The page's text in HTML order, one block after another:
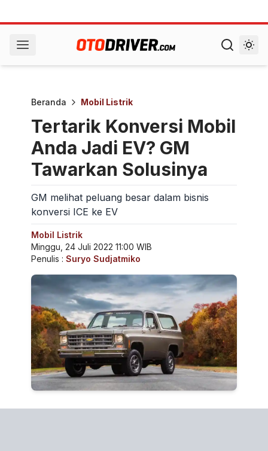
Beranda Mobil Listrik
Tertarik Konversi Mobil
Anda Jadi EV? GM
Tawarkan Solusinya
GM melihat peluang besar dalam bisnis
konversi ICE ke EV
Mobil Listrik
Minggu, 24 Juli 2022 11:00 WIB
Penulis : Suryo Sudjatmiko